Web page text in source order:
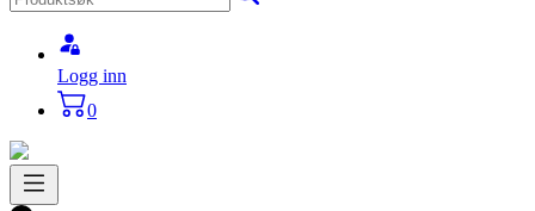
Logg inn
0